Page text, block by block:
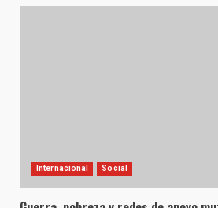
Internacional Social